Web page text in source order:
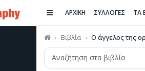
ΑΡΧΙΚΗ ΣΥΛΛΟΓΕΣ ΤΑ
Βιβλία Ο άγγελος της